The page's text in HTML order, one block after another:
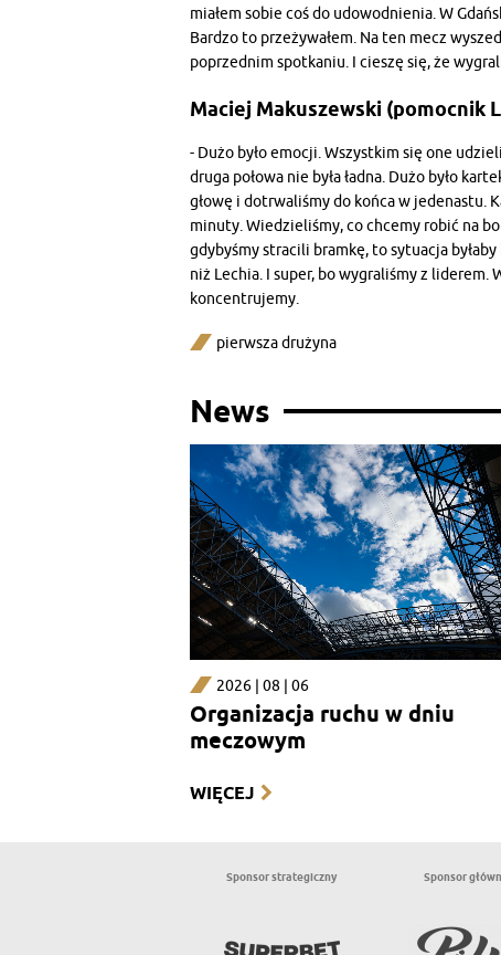
miałem sobie coś do udowodnienia. W
Bardzo to przeżywałem. Na ten mecz
poprzednim spotkaniu. I cieszę się, że
Maciej Makuszewski (pomocnik
- Dużo było emocji. Wszystkim się one
druga połowa nie była ładna. Dużo było
głowę i dotrwaliśmy do końca w jedenastu.
minuty. Wiedzieliśmy, co chcemy robić na
gdybyśmy stracili bramkę, to sytuacja
niż Lechia. I super, bo wygraliśmy z liderem.
koncentrujemy.
pierwsza drużyna
News
2026 | 08 | 06
Organizacja ruchu w dniu
meczowym
WIĘCEJ
Sponsor strategiczny Sponsor